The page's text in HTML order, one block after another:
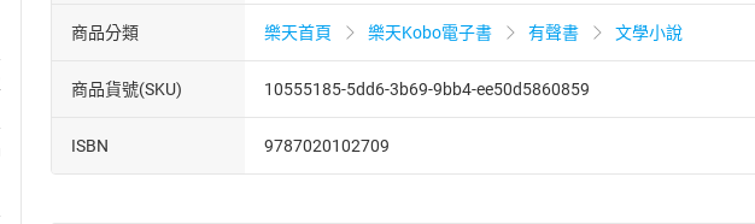
商品分類 樂天首頁 樂天Kobo電子書 有聲書 文學小說
商品貨號(SKU) 10555185-5dd6-3b69-9bb4-ee50d5860859
ISBN 9787020102709